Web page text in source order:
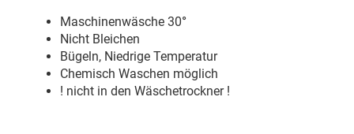
Maschinenwäsche 30°
Nicht Bleichen
Bügeln, Niedrige Temperatur
Chemisch Waschen möglich
! nicht in den Wäschetrockner !